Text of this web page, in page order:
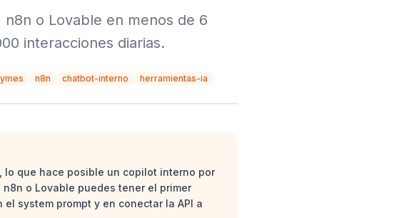
o Lovable en menos de 6
interacciones diarias.
n8n chatbot-interno herramientas-ia
lo que hace posible un copilot interno por
o Lovable puedes tener el primer
system prompt y en conectar la API a